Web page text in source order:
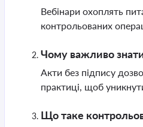
Вебінари охоплять
контрольованих
Чому важливо
Акти без підпису
практиці, щоб
Що таке